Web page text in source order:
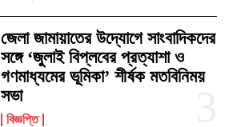
জেলা জামায়াতের উদ্যোগে সাংবাদিকদের
সঙ্গে ‘জুলাই বিপ্লবের প্রত্যাশা ও
গণমাধ্যমের ভূমিকা’ শীর্ষক মতবিনিময়
সভা
বিজ্ঞপ্তি